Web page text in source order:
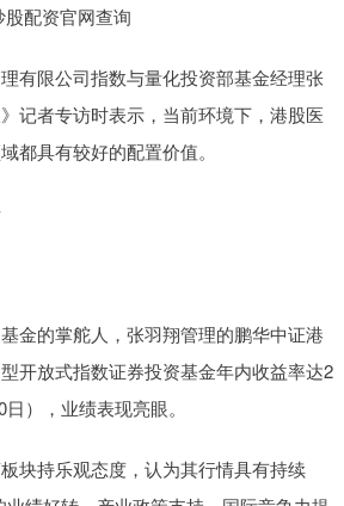
配资官网查询
限公司指数与量化投资部基金经理张
记者专访时表示，当前环境下，港股医
都具有较好的配置价值。
的掌舵人，张羽翔管理的鹏华中证港
开放式指数证券投资基金年内收益率达2
），业绩表现亮眼。
持乐观态度，认为其行情具有持续